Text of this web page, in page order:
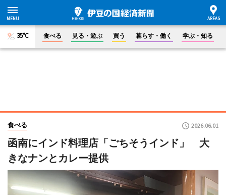
35°C 食べる 見る・遊ぶ 買う 暮らす・働く 学ぶ・知る
食べる 2026.06.01
函南にインド料理店「ごちそうインド」 大
きなナンとカレー提供